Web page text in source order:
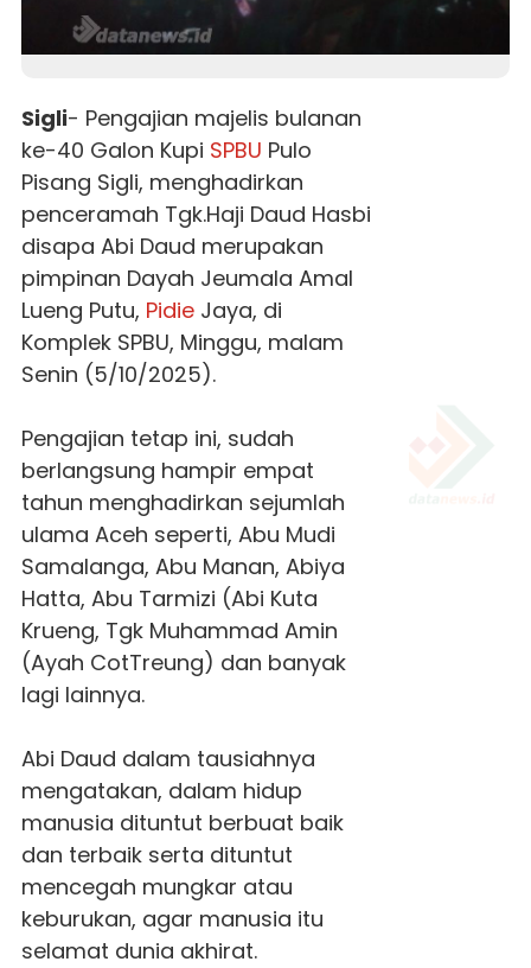
Sigli- Pengajian majelis bulanan
ke-40 Galon Kupi SPBU Pulo
Pisang Sigli, menghadirkan
penceramah Tgk.Haji Daud Hasbi
disapa Abi Daud merupakan
pimpinan Dayah Jeumala Amal
Lueng Putu, PidieJaya, di
Komplek SPBU, Minggu, malam
Senin (5/10/2025).
Pengajian tetap ini, sudah
berlangsung hampir empat
tahun menghadirkan sejumlah
ulama Aceh seperti, Abu Mudi
Samalanga, Abu Manan, Abiya
Hatta, Abu Tarmizi (Abi Kuta
Krueng, Tgk Muhammad Amin
(Ayah CotTreung) dan banyak
lagi lainnya.
Abi Daud dalam tausiahnya
mengatakan, dalam hidup
manusia dituntut berbuat baik
dan terbaik serta dituntut
mencegah mungkar atau
keburukan, agar manusia itu
selamat dunia akhirat.